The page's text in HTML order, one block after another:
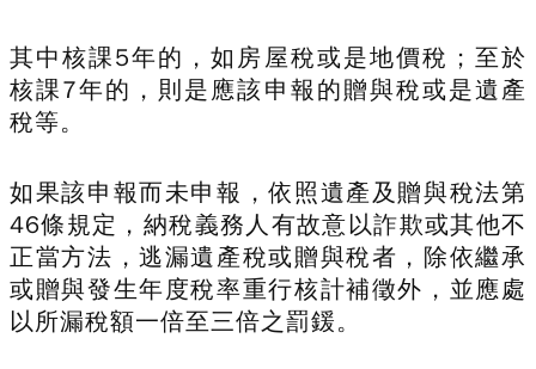
其中核課5年的，如房屋稅或是地價稅；至於
核課7年的，則是應該申報的贈與稅或是遺產
稅等。
如果該申報而未申報，依照遺產及贈與稅法第
46條規定，納稅義務人有故意以詐欺或其他不
正當方法，逃漏遺產稅或贈與稅者，除依繼承
或贈與發生年度稅率重行核計補徵外，並應處
以所漏稅額一倍至三倍之罰鍰。